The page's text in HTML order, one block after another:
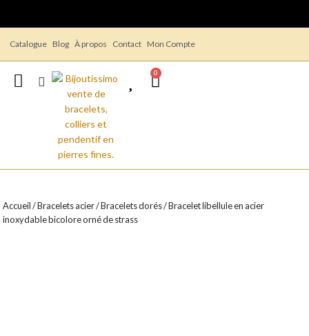
Catalogue Blog À propos Contact Mon Compte
0
Accueil/Bracelets acier/Bracelets dorés/ Bracelet libellule en acier
inoxydable bicolore orné de strass